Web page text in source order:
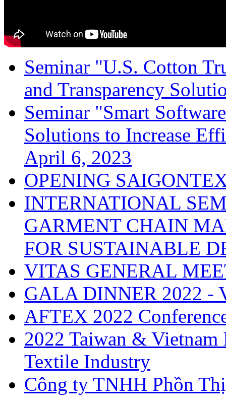
Seminar "U.S. Cotton
and Transparency
Seminar "Smart
Solutions to Increase
April 6, 2023
OPENING
INTERNATIONAL
GARMENT CHAIN
FOR SUSTAINABLE
VITAS GENERAL
GALA DINNER 2022 -
AFTEX 2022
2022 Taiwan &
Textile Industry
Công ty TNHH Phồn